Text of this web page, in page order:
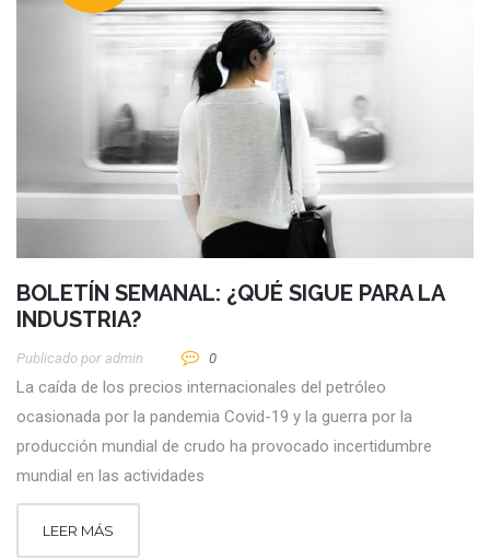
BOLETÍN SEMANAL: ¿QUÉ SIGUE PARA LA
INDUSTRIA?
Publicado por Admin 0
La caída de los precios internacionales del petróleo
ocasionada por la pandemia Covid-19 y la guerra por la
producción mundial de crudo ha provocado incertidumbre
mundial en las actividades
LEER MÁS